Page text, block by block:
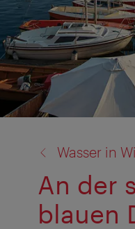
Wasser in
An der
blauen